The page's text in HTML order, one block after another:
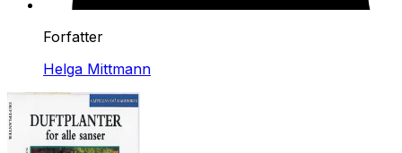
Forfatter
Helga Mittmann